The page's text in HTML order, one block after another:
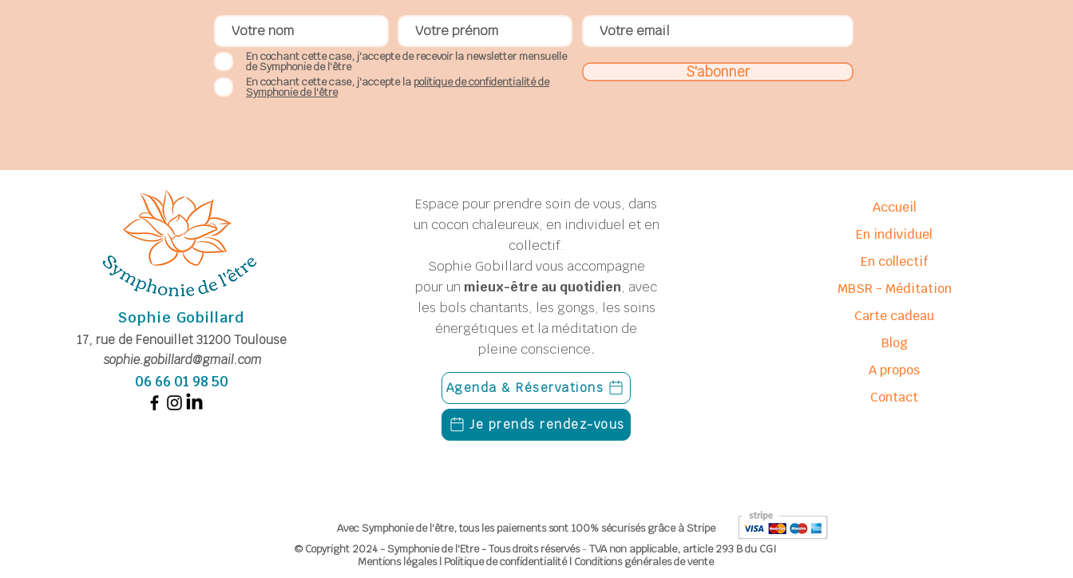
En cochant cette case, j'accepte de recevoir la newsletter mensuelle
de Symphonie de l'être
En cochant cette case, j'accepte la politique de confidentialité de
Symphonie de l'être
S'abonner
Sophie Gobillard
17, rue de Fenouillet 31200Toulouse
sophie.gobillard@gmail.com
06 66 01 98 50
Espace pour prendre soin de vous, dans
un cocon chaleureux, en individuel et en
collectif.
Sophie Gobillard vous accompagne
pour un mieux-être au quotidien, avec
les bols chantants, les gongs, les soins
énergétiques et la méditation de
pleine conscience.
Agenda & Réservations
Je prends rendez-vous
Accueil
En individuel
En collectif
MBSR - Méditation
Carte cadeau
Blog
A propos
Contact
Avec Symphonie de l'être, tous les paiements sont 100% sécurisés grâce à Stripe
© Copyright 2024 - Symphonie de l'Etre - Tous droits réservés-TVA non applicable, article 293 B du CGI
Mentions légales| Politique de confidentialité| Conditions générales de vente